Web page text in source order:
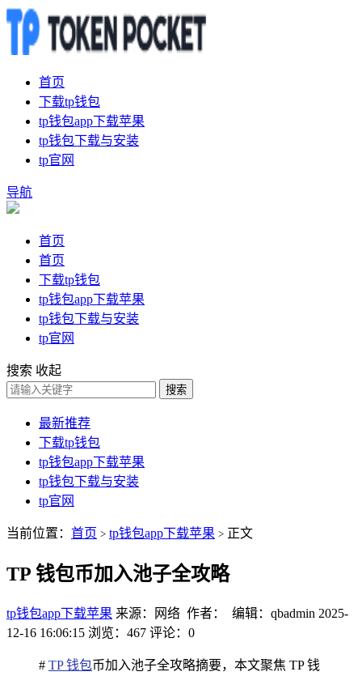
首页
下载tp钱包
tp钱包app下载苹果
tp钱包下载与安装
tp官网
导航
首页
首页
下载tp钱包
tp钱包app下载苹果
tp钱包下载与安装
tp官网
搜索 收起
搜索
最新推荐
下载tp钱包
tp钱包app下载苹果
tp钱包下载与安装
tp官网
当前位置： 首页 > tp钱包app下载苹果 > 正文
TP 钱包币加入池子全攻略
tp钱包app下载苹果 来源：网络 作者： 编辑：qbadmin 2025-
12-16 16:06:15 浏览：467 评论：0
# TP 钱包币加入池子全攻略摘要，本文聚焦 TP 钱